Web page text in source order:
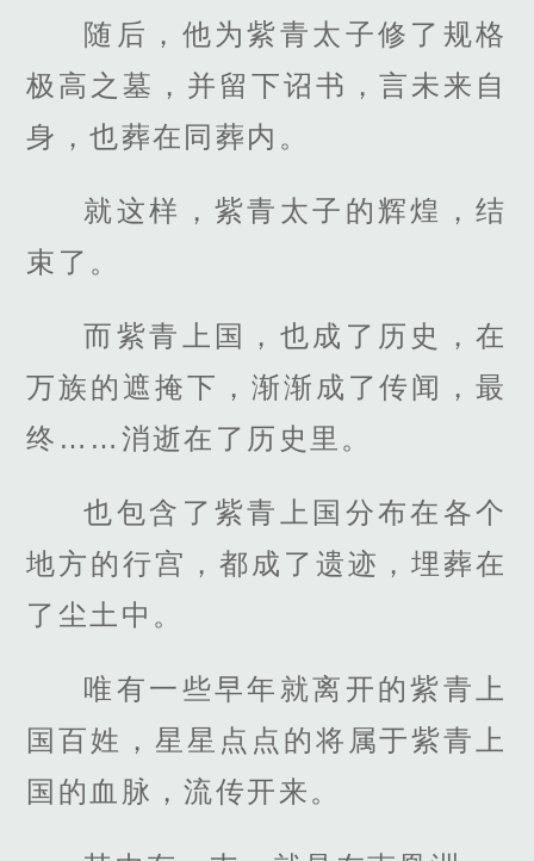
随后，他为紫青太子修了规格
极高之墓，并留下诏书，言未来自
身，也葬在同葬内。
就这样，紫青太子的辉煌，结
束了。
而紫青上国，也成了历史，在
万族的遮掩下，渐渐成了传闻，最
终……消逝在了历史里。
也包含了紫青上国分布在各个
地方的行宫，都成了遗迹，埋葬在
了尘土中。
唯有一些早年就离开的紫青上
国百姓，星星点点的将属于紫青上
国的血脉，流传开来。